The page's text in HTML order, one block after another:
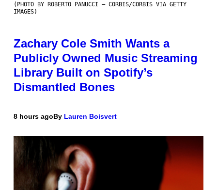
(PHOTO BY ROBERTO PANUCCI – CORBIS/CORBIS VIA GETTY
IMAGES)
Zachary Cole Smith Wants a
Publicly Owned Music Streaming
Library Built on Spotify’s
Dismantled Bones
8 hours agoBy Lauren Boisvert